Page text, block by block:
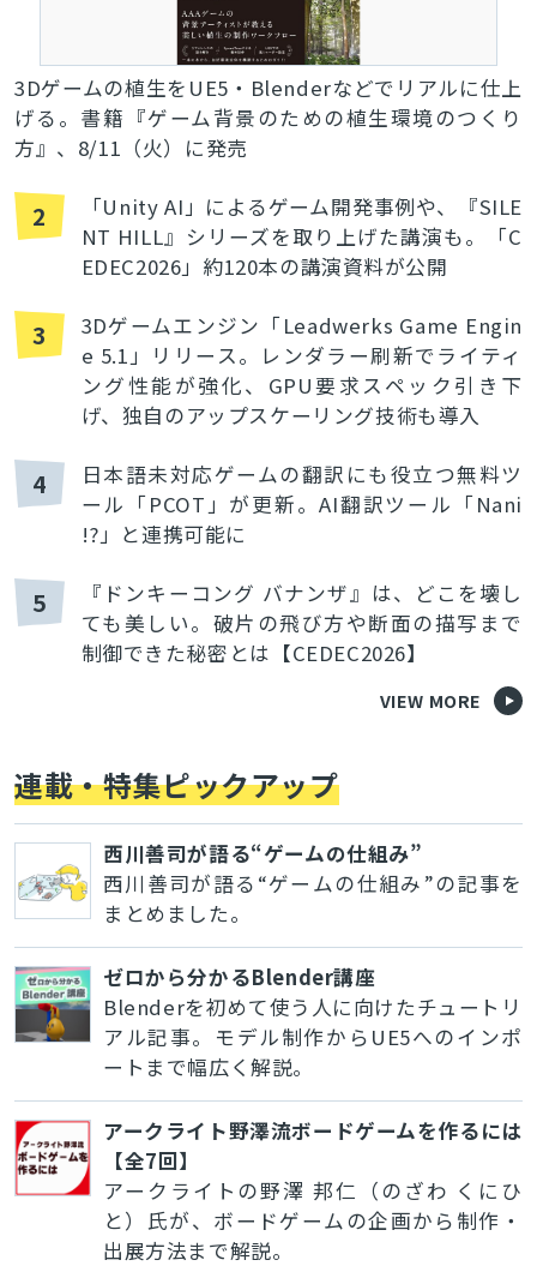
3Dゲームの植生をUE5・Blenderなどでリアルに仕上
げる。書籍『ゲーム背景のための植生環境のつくり
方』、8/11（火）に発売
2
「Unity AI」によるゲーム開発事例や、『SILE
NT HILL』シリーズを取り上げた講演も。「C
EDEC2026」約120本の講演資料が公開
3
3Dゲームエンジン「Leadwerks Game Engin
e 5.1」リリース。レンダラー刷新でライティ
ング性能が強化、GPU要求スペック引き下
げ、独自のアップスケーリング技術も導入
4
日本語未対応ゲームの翻訳にも役立つ無料ツ
ール「PCOT」が更新。AI翻訳ツール「Nani
!?」と連携可能に
5
『ドンキーコング バナンザ』は、どこを壊し
ても美しい。破片の飛び方や断面の描写まで
制御できた秘密とは【CEDEC2026】
VIEW MORE
連載・特集ピックアップ
西川善司が語る“ゲームの仕組み”
西川善司が語る“ゲームの仕組み”の記事を
まとめました。
ゼロから分かるBlender講座
Blenderを初めて使う人に向けたチュートリ
アル記事。モデル制作からUE5へのインポ
ートまで幅広く解説。
アークライト野澤流ボードゲームを作るには
【全7回】
アークライトの野澤 邦仁（のざわ くにひ
と）氏が、ボードゲームの企画から制作・
出展方法まで解説。